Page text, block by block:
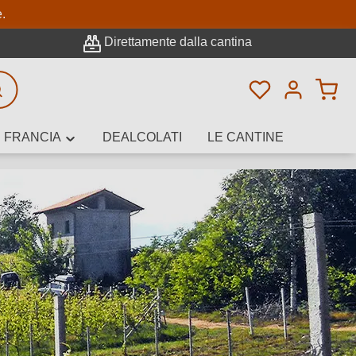
Direttamente dalla cantina
Hai 0 articoli
FRANCIA DEALCOLATI LE CANTINE
Ricerca avanzata
cantina o